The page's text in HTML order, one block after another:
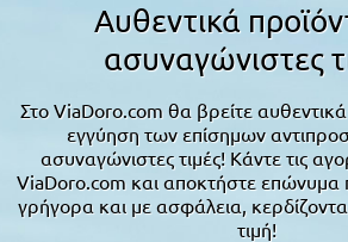
Αυθεντικά
ασυναγώνιστες
Στο ViaDoro.com θα βρείτε
εγγύηση των επίσημων
ασυναγώνιστες τιμές! Κάντε τις
ViaDoro.com και αποκτήστε επώνυμα
γρήγορα και με ασφάλεια,
τιμή!